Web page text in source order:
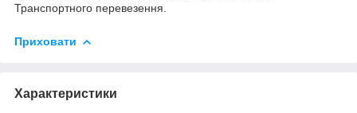
Транспортного перевезення.
Приховати
Характеристики